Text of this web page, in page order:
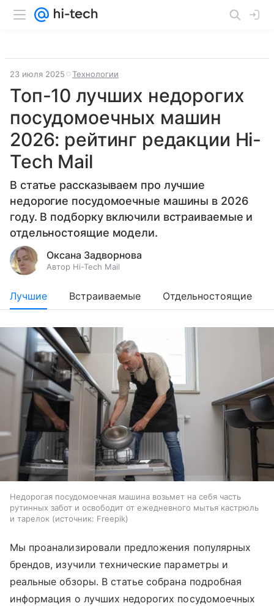
23 июля 2025 Технологии
Топ-10 лучших недорогих
посудомоечных машин
2026: рейтинг редакции Hi-
Tech Mail
В статье рассказываем про лучшие
недорогие посудомоечные машины в 2026
году. В подборку включили встраиваемые и
отдельностоящие модели.
Оксана Задворнова
Автор Hi-Tech Mail
Лучшие Встраиваемые Отдельностоящие
Недорогая посудомоечная машина возьмет на себя часть
рутинных забот и освободит от ежедневного мытья кастрюль
и тарелок
источник: Freepik
Мы проанализировали предложения популярных
брендов, изучили технические параметры и
реальные обзоры. В статье собрана подробная
информация о лучших недорогих посудомоечных